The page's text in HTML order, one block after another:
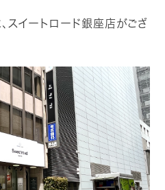
イートロード銀座店がござ